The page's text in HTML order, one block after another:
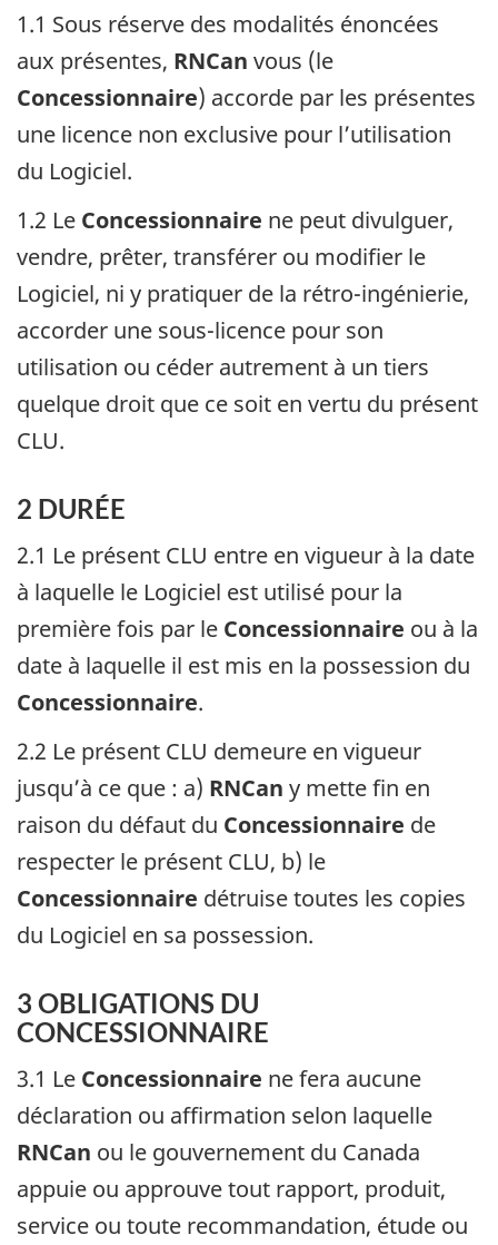
1.1 Sous réserve des modalités énoncées
aux présentes, RNCan vous (le
Concessionnaire) accorde par les présentes
une licence non exclusive pour l’utilisation
du Logiciel.
1.2 Le Concessionnaire ne peut divulguer,
vendre, prêter, transférer ou modifier le
Logiciel, ni y pratiquer de la rétro-ingénierie,
accorder une sous-licence pour son
utilisation ou céder autrement à un tiers
quelque droit que ce soit en vertu du présent
CLU.
2 DURÉE
2.1 Le présent CLU entre en vigueur à la date
à laquelle le Logiciel est utilisé pour la
première fois par le Concessionnaire ou à la
date à laquelle il est mis en la possession du
Concessionnaire.
2.2 Le présent CLU demeure en vigueur
jusqu’à ce que : a) RNCan y mette fin en
raison du défaut du Concessionnaire de
respecter le présent CLU, b) le
Concessionnaire détruise toutes les copies
du Logiciel en sa possession.
3 OBLIGATIONS DU
CONCESSIONNAIRE
3.1 Le Concessionnaire ne fera aucune
déclaration ou affirmation selon laquelle
RNCan ou le gouvernement du Canada
appuie ou approuve tout rapport, produit,
service ou toute recommandation, étude ou